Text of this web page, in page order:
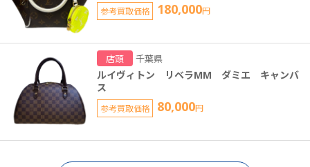
参考買取価格 180,000円
店頭 千葉県
ルイヴィトン リベラMM ダミエ キャンバ
ス
参考買取価格 80,000円